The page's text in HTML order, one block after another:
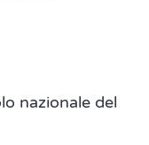
nazionale del